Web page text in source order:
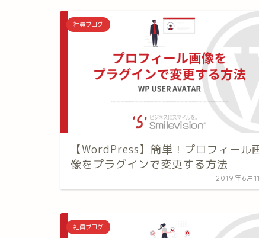
社員ブログ
【WordPress】簡単！プロフィール
像をプラグインで変更する方法
2019年6月
社員ブログ